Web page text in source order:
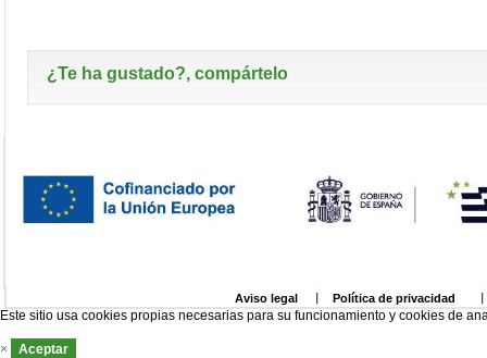
¿Te ha gustado?, compártelo
Aviso legal Política de privacidad
Este sitio usa cookies propias necesarias para su funcionamiento y cookies de
× Aceptar